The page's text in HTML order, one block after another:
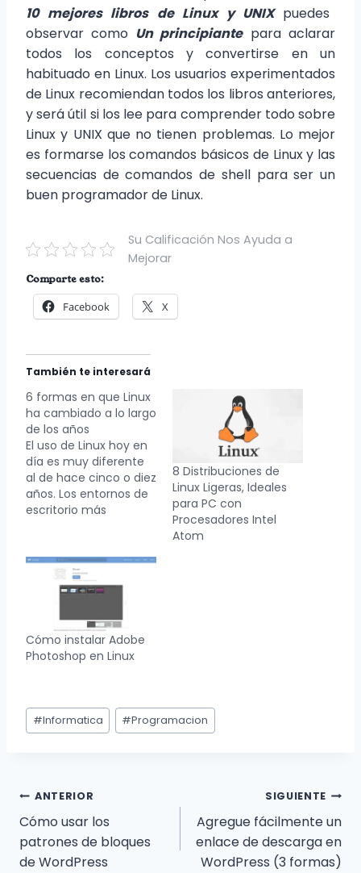
10 mejores libros de Linux y UNIX puedes
observar como Un principiantepara aclarar
todos los conceptos y convertirse en un
habituado en Linux. Los usuarios experimentados
de Linux recomiendan todos los libros anteriores,
y será útil si los lee para comprender todo sobre
Linux y UNIX que no tienen problemas. Lo mejor
es formarse los comandos básicos de Linux y las
secuencias de comandos de shell para ser un
buen programador de Linux.
Su Calificación Nos Ayuda a
Mejorar
Comparte esto:
Facebook X
También te interesará
6 formas en que Linux
ha cambiado a lo largo
de los años
El uso de Linux hoy en
día es muy diferente
al de hace cinco o diez
años. Los entornos de
escritorio más
los años 90. Si bien es
posible que aún
necesite
técnicos para instalar
Linux, no necesita ser
un prodigio de la…
8 Distribuciones de
Linux Ligeras, Ideales
para PC con
Procesadores Intel
Atom
Cómo instalar Adobe
Photoshop en Linux
Etiquetas
de
#Informatica #Programacion
Navegación
de
ANTERIOR
Cómo usar los
patrones de bloques
de WordPress
SIGUIENTE
Agregue fácilmente un
enlace de descarga en
WordPress (3 formas)